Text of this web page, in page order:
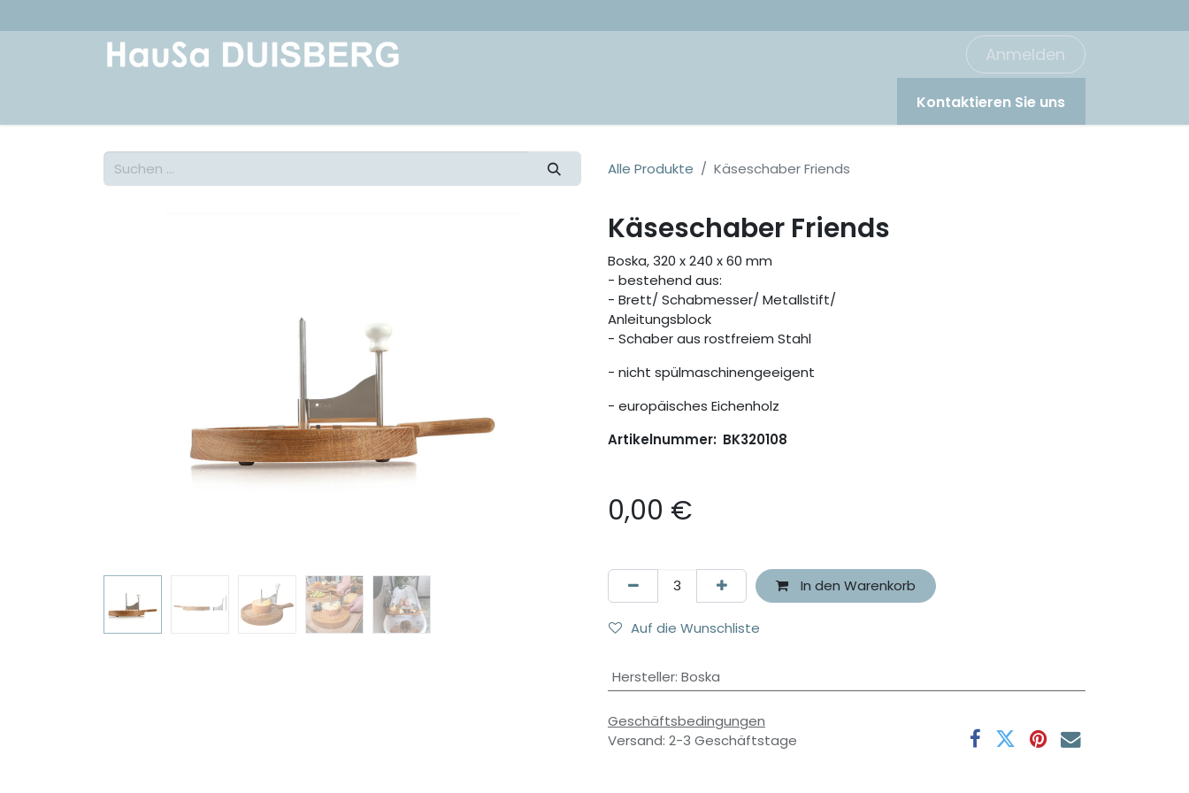
Anmelden
Kontaktieren Sie uns
Alle Produkte Käseschaber Friends
Käseschaber Friends
Boska, 320 x 240 x 60 mm
- bestehend aus:
- Brett/ Schabmesser/ Metallstift/
Anleitungsblock
- Schaber aus rostfreiem Stahl
- nicht spülmaschinengeeigent
- europäisches Eichenholz
Artikelnummer: BK320108
0,00 €
In den Warenkorb
Auf die Wunschliste
Hersteller: Boska
Geschäftsbedingungen
Versand: 2-3 Geschäftstage